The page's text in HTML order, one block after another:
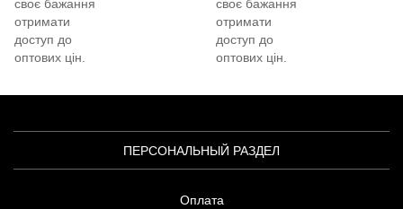
своє бажання
отримати
доступ до
оптових цін.
своє бажання
отримати
доступ до
оптових цін.
ПЕРСОНАЛЬНЫЙ РАЗДЕЛ
Оплата